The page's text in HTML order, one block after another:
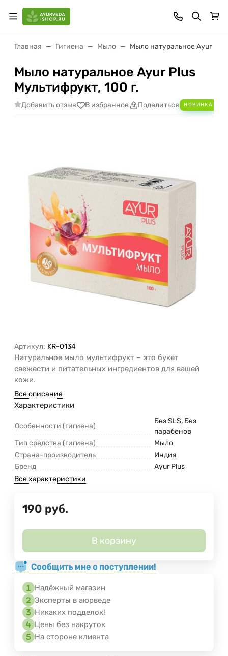
Главная Гигиена Мыло Мыло натуральное Ayur
Мыло натуральное Ayur Plus
Мультифрукт, 100 г.
Добавить отзыв В избранное Поделиться НОВИНКА
Артикул: KR-0134
Натуральное мыло мультифрукт – это букет
свежести и питательных ингредиентов для вашей
кожи.
Все описание
Характеристики
Особенности (гигиена)
Без SLS, Без
парабенов
Тип средства (гигиена)
Мыло
Страна-производитель
Индия
Бренд
Ayur Plus
Все характеристики
190 руб.
В корзину
Сообщить мне о поступлении!
Надёжный магазин
Эксперты в аюрведе
Никаких подделок!
Цены без накруток
На стороне клиента